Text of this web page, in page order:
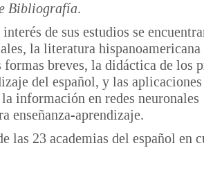
Bibliografía.
de sus estudios se
la literatura
breves, la didáctica de los
del español, y las aplicaciones
información en redes neuronales
enseñanza-aprendizaje.
las 23 academias del español en